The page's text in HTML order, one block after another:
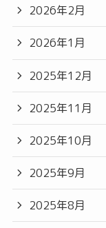
2026年2月
2026年1月
2025年12月
2025年11月
2025年10月
2025年9月
2025年8月